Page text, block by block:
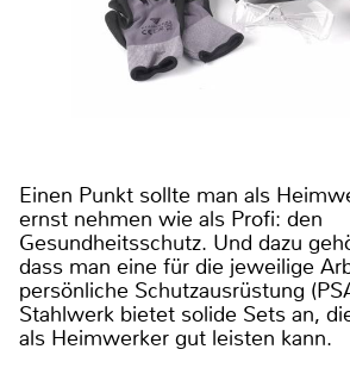
Einen Punkt sollte man als
ernst nehmen wie als Profi: den
Gesundheitsschutz. Und dazu
dass man eine für die jeweilige
persönliche Schutzausrüstung
Stahlwerk bietet solide Sets an,
als Heimwerker gut leisten kann.